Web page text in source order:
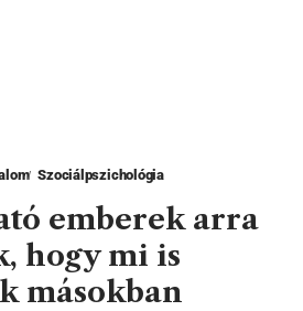
Szociálpszichológia
emberek arra
hogy mi is
másokban